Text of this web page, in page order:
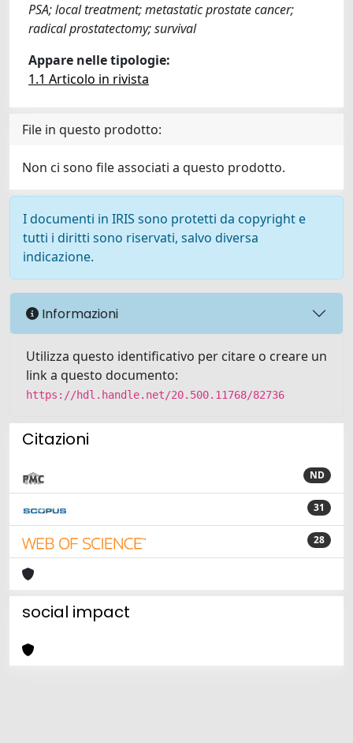
PSA; local treatment; metastatic prostate cancer;
radical prostatectomy; survival
Appare nelle tipologie:
1.1 Articolo in rivista
File in questo prodotto:
Non ci sono file associati a questo prodotto.
I documenti in IRIS sono protetti da copyright e
tutti i diritti sono riservati, salvo diversa
indicazione.
Informazioni
Utilizza questo identificativo per citare o creare un
link a questo documento:
https://hdl.handle.net/20.500.11768/82736
Citazioni
ND
31
28
social impact